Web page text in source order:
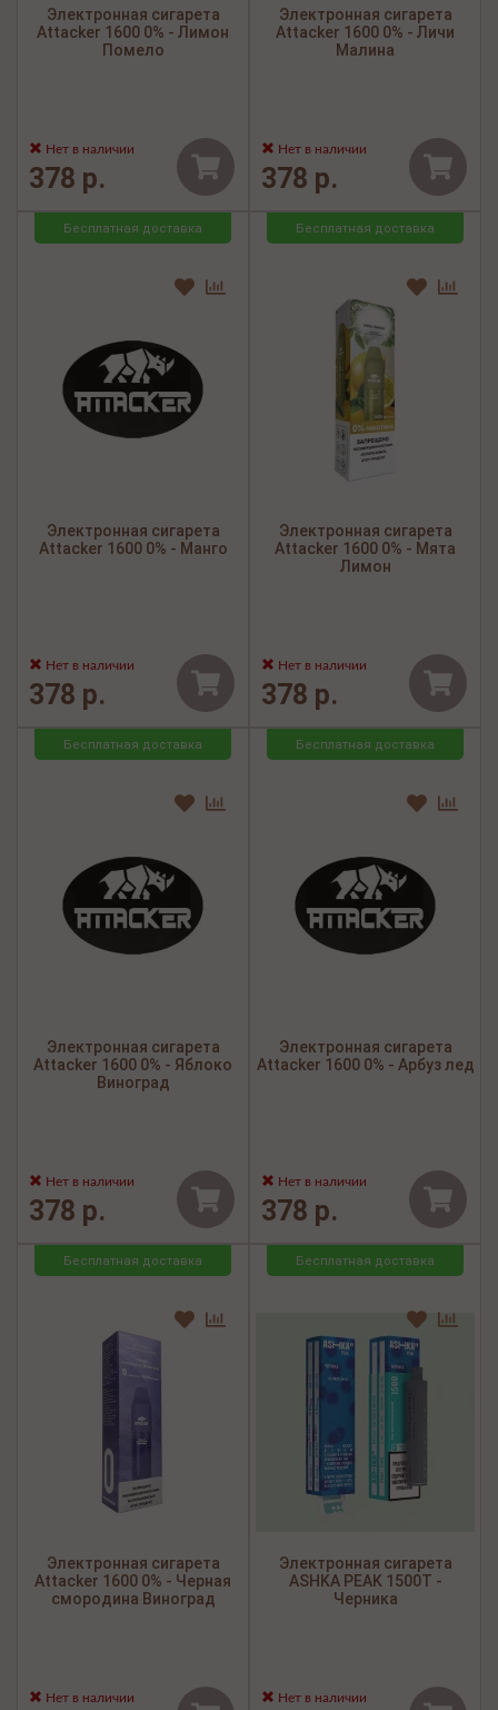
Электронная сигарета
Attacker 1600 0% - Лимон
Помело
Нет в наличии
378 р.
Электронная сигарета
Attacker 1600 0% - Личи
Малина
Нет в наличии
378 р.
Бесплатная доставка
Электронная сигарета
Attacker 1600 0% - Манго
Нет в наличии
378 р.
Бесплатная доставка
Электронная сигарета
Attacker 1600 0% - Мята
Лимон
Нет в наличии
378 р.
Бесплатная доставка
Электронная сигарета
Attacker 1600 0% - Яблоко
Виноград
Нет в наличии
378 р.
Бесплатная доставка
Электронная сигарета
Attacker 1600 0% - Арбуз лед
Нет в наличии
378 р.
Бесплатная доставка
Электронная сигарета
Attacker 1600 0% - Черная
смородина Виноград
Нет в наличии
Бесплатная доставка
Электронная сигарета
ASHKA PEAK 1500Т -
Черника
Нет в наличии